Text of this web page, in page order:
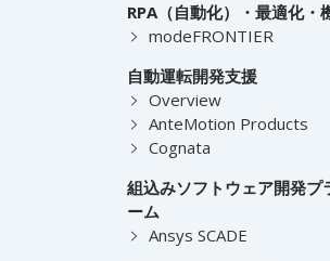
RPA（自動化）・最適化・
modeFRONTIER
自動運転開発支援
Overview
AnteMotion Products
Cognata
組込みソフトウェア開発プ
ーム
Ansys SCADE